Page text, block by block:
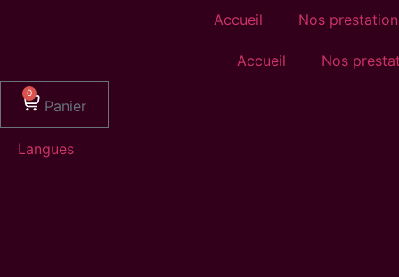
Accueil Nos
Accueil Nos
0
Panier
Langues